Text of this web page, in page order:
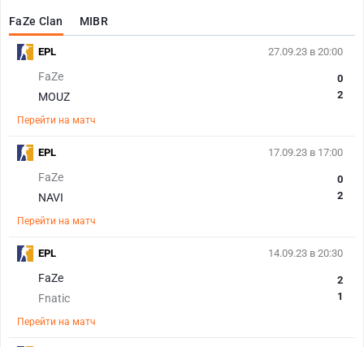
FaZe Clan MIBR
27.09.23 в 20:00
FaZe
MOUZ
0
2
Перейти на матч
EPL
17.09.23 в 17:00
FaZe
NAVI
0
2
Перейти на матч
EPL
14.09.23 в 20:30
FaZe
Fnatic
2
1
Перейти на матч
EPL